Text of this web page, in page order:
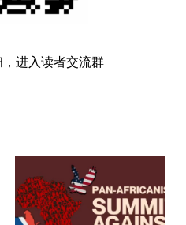
进入读者交流群